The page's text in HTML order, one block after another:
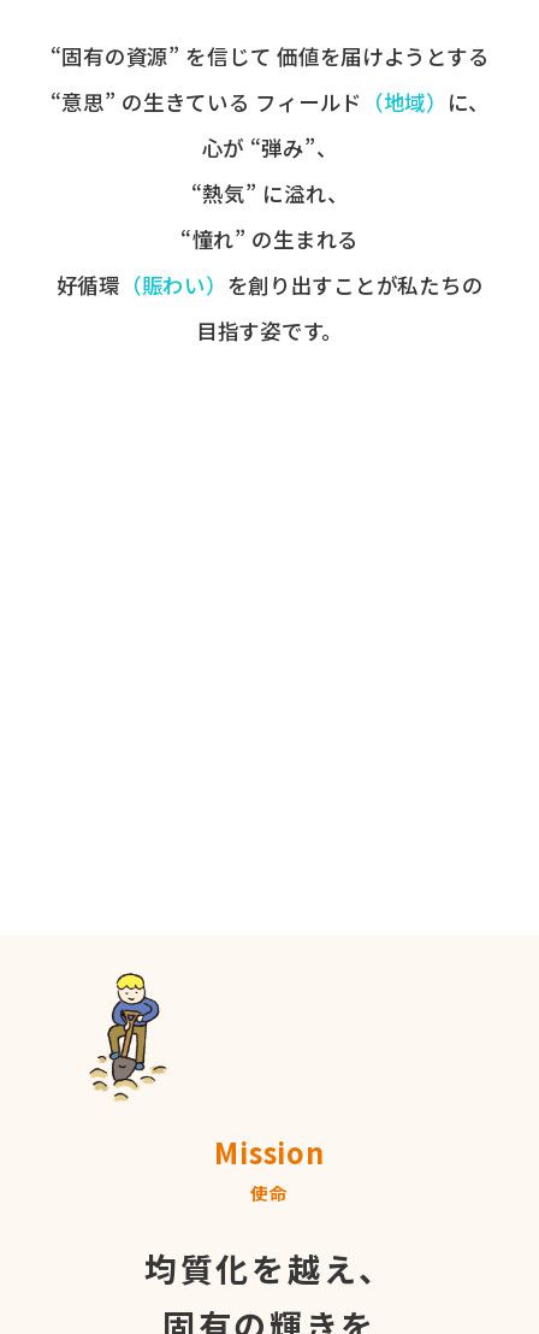
“固有の​資源” を​信じて 価値を​届けようとする​
“意思” の​生きている フィールド ​（地域） に、
心が​ “弾み”、
“熱気” に​溢れ、
“憧れ” の​生まれる
好循環 ​（賑わい） を​創り出すことが​私たちの​
目指す姿です。​
Mission
使命
均質化を越え、